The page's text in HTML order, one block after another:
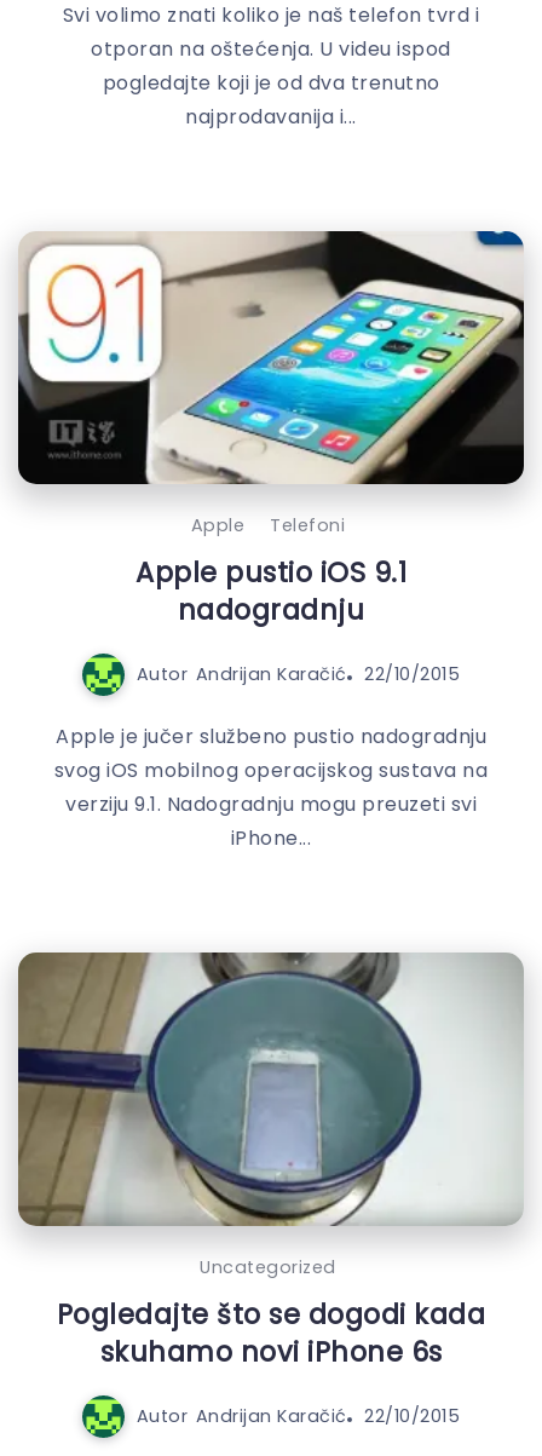
Svi volimo znati koliko je naš telefon tvrd i
otporan na oštećenja. U videu ispod
pogledajte koji je od dva trenutno
najprodavanija i...
Apple Telefoni
Apple pustio iOS 9.1
nadogradnju
Autor Andrijan Karačić 22/10/2015
Apple je jučer službeno pustio nadogradnju
svog iOS mobilnog operacijskog sustava na
verziju 9.1. Nadogradnju mogu preuzeti svi
iPhone...
Uncategorized
Pogledajte što se dogodi kada
skuhamo novi iPhone 6s
Autor Andrijan Karačić 22/10/2015